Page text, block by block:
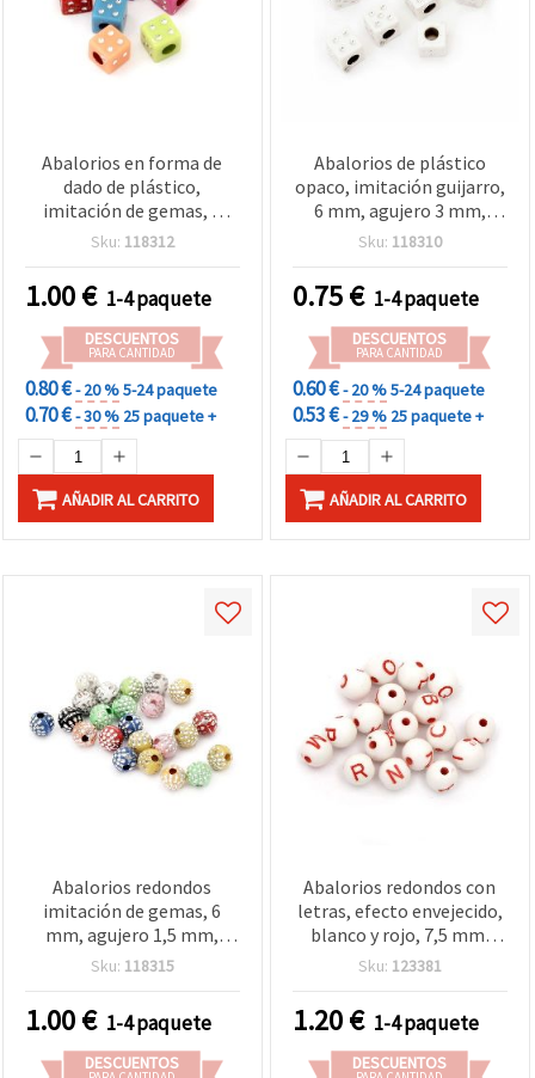
Abalorios en forma de
dado de plástico,
imitación de gemas, 6
mm, agujero de 3 mm,
(≈95 uds) para
manualidades y bisutería
Sku: 118312
1.00€ 1-4 paquete
DESCUENTOS
PARA CANTIDAD
0.80 €- 20 %5-24 paquete
0.70 €- 30 % 25 paquete +
AÑADIR AL CARRITO
Abalorios de plástico
opaco, imitación guijarro,
6 mm, agujero 3 mm,
blanco - 20 g (~104 uds.)
Sku: 118310
0.75€ 1-4 paquete
DESCUENTOS
PARA CANTIDAD
0.60 €- 20 %5-24 paquete
0.53 €- 29 % 25 paquete +
AÑADIR AL CARRITO
Abalorios redondos
imitación de gemas, 6
mm, agujero 1,5 mm,
colores surtidos - 20 g
Sku: 118315
1.00€ 1-4 paquete
DESCUENTOS
Abalorios redondos con
letras, efecto envejecido,
blanco y rojo, 7,5 mm,
agujero: 1,5 mm, 50 g
Sku: 123381
1.20€ 1-4 paquete
DESCUENTOS